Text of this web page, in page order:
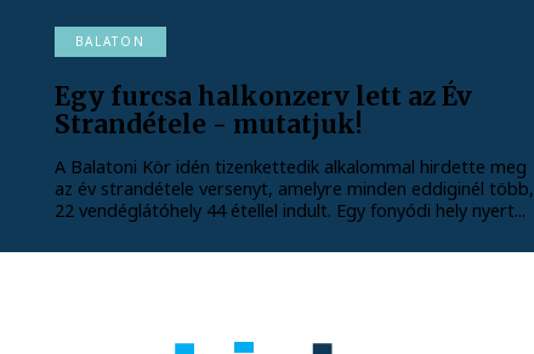
BALATON
Egy furcsa halkonzerv lett az Év
Strandétele - mutatjuk!
A Balatoni Kör idén tizenkettedik alkalommal hirdette meg
az év strandétele versenyt, amelyre minden eddiginél több,
22 vendéglátóhely 44 étellel indult. Egy fonyódi hely nyert...